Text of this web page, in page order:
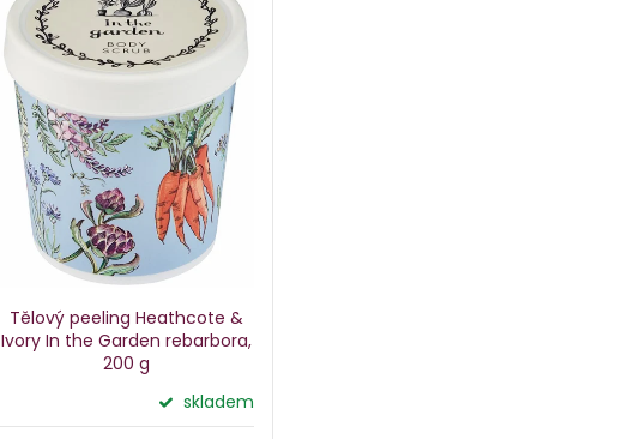
Tělový peeling Heathcote &
Ivory In the Gardenrebarbora,
200 g
skladem